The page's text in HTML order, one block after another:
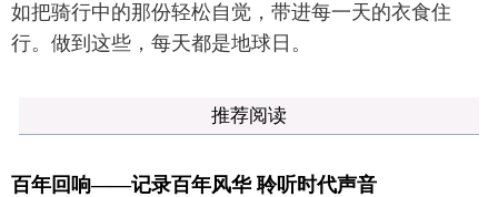
如把骑行中的那份轻松自觉，带进每一天的衣食住
行。做到这些，每天都是地球日。
推荐阅读
百年回响——记录百年风华 聆听时代声音